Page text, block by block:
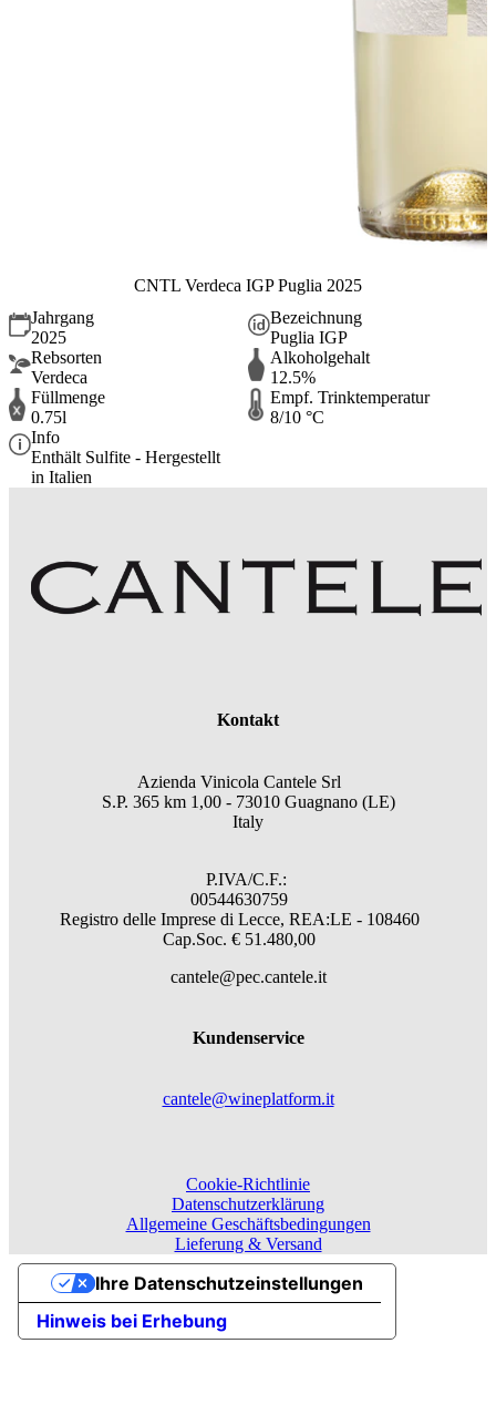
CNTL Verdeca IGP Puglia 2025
Jahrgang
2025
Bezeichnung
Puglia IGP
Rebsorten
Verdeca
Alkoholgehalt
12.5%
Füllmenge
0.75l
Empf. Trinktemperatur
8/10 °C
Info
Enthält Sulfite - Hergestellt
in Italien
Kontakt
Azienda Vinicola Cantele Srl
S.P. 365 km 1,00 - 73010 Guagnano (LE)
Italy
P.IVA/C.F.:
00544630759
Registro delle Imprese di Lecce, REA:LE - 108460
Cap.Soc. € 51.480,00
cantele@pec.cantele.it
Kundenservice
cantele@wineplatform.it
Cookie-Richtlinie
Datenschutzerklärung
Allgemeine Geschäftsbedingungen
Lieferung & Versand
Hinweis bei Erhebung
Ihre Datenschutzeinstellungen